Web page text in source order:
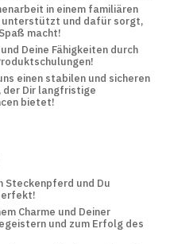
in einem familiären
unterstützt und dafür sorgt,
macht!
Deine Fähigkeiten durch
einen stabilen und sicheren
Dir langfristige
bietet!
Steckenpferd und Du
Charme und Deiner
und zum Erfolg des